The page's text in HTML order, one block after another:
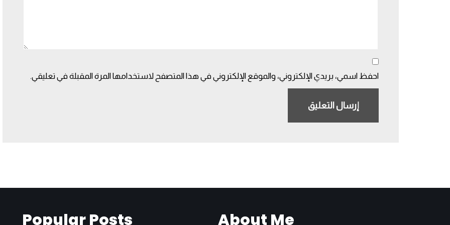
احفظ اسمي، بريدي الإلكتروني، والموقع الإلكتروني في هذا المتصفح لاستخدامها المرة المقبلة في تعليقي.
About Me
Popular Posts